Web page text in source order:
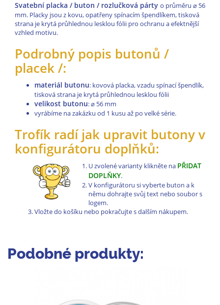
Svatební placka / buton / rozlučková párty o průměru ⌀ 56
mm. Placky jsou z kovu, opatřeny spínacím špendlíkem, tisková
strana je krytá průhlednou lesklou fólii pro ochranu a efektnější
vzhled motivu.
Podrobný popis butonů /
placek /:
materiál butonu: kovová placka, vzadu spínací špendlík,
tisková strana je krytá průhlednou lesklou fólii
velikost butonu:⌀ 56 mm
vyrábíme na zakázku od 1 kusu až po velké série.
Trofík radí jak upravit butony v
konfigurátoru doplňků:
U zvolené varianty klikněte na PŘIDAT
DOPLŇKY.
V konfigurátoru si vyberte buton a k
němu dohrajte svůj text nebo soubor s
logem.
Vložte do košíku nebo pokračujte s dalším nákupem.
Podobné produkty: